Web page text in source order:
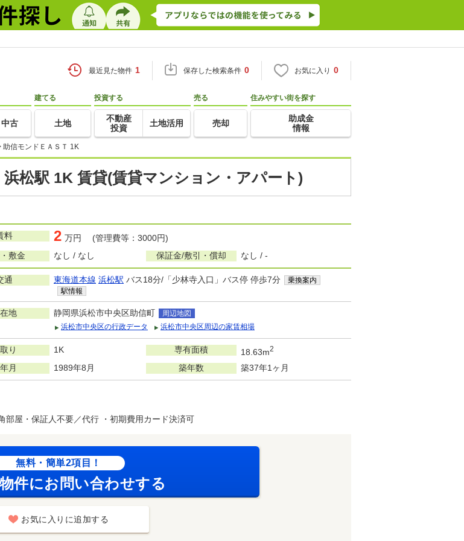
最近見た物件 1 保存した検索条件 0 お気に入り 0
中古
建てる
土地
投資する
不動産
投資
土地活用
売る
売却
住みやすい街を探す
助成金
情報
助信モンドＥＡＳＴ 1K
松駅 1K 賃貸(賃貸マンション・アパート)
料 2 万円 (管理費等：3000円)
敷金
なし / なし 保証金/敷引・償却 なし / -
通 東海道本線 浜松駅 バス18分/「少林寺入口」バス停 停歩7分
乗換案内
駅情報
地 静岡県浜松市中央区助信町
周辺地図
浜松市中央区の行政データ
浜松市中央区周辺の家賃相場
り 1K 専有面積 18.63m2
月 1989年8月 築年数 築37年1ヶ月
部屋・保証人不要／代行 ・初期費用カード決済可
無料・簡単2項目！
件にお問い合わせする
お気に入りに追加する